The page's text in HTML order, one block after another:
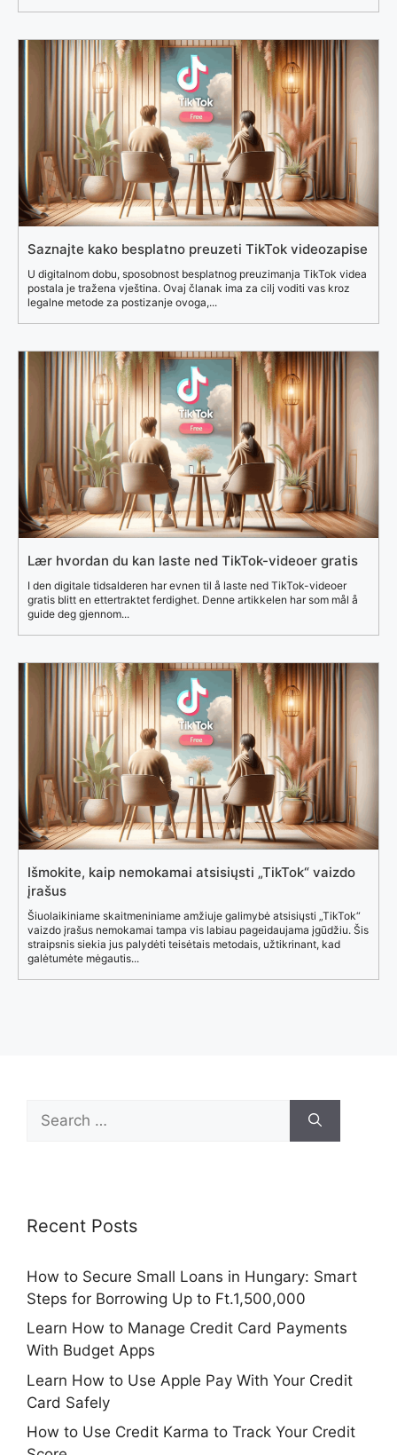
Saznajte kako besplatno preuzeti TikTok videozapise
U digitalnom dobu, sposobnost besplatnog preuzimanja TikTok videa
postala je tražena vještina. Ovaj članak ima za cilj voditi vas kroz
legalne metode za postizanje ovoga,...
Lær hvordan du kan laste ned TikTok-videoer gratis
I den digitale tidsalderen har evnen til å laste ned TikTok-videoer
gratis blitt en ettertraktet ferdighet. Denne artikkelen har som mål å
guide deg gjennom...
Išmokite, kaip nemokamai atsisiųsti „TikTok“ vaizdo
įrašus
Šiuolaikiniame skaitmeniniame amžiuje galimybė atsisiųsti „TikTok“
vaizdo įrašus nemokamai tampa vis labiau pageidaujama įgūdžiu. Šis
straipsnis siekia jus palydėti teisėtais metodais, užtikrinant, kad
galėtumėte mėgautis...
for:
Recent Posts
How to Secure Small Loans in Hungary: Smart
Steps for Borrowing Up to Ft.1,500,000
Learn How to Manage Credit Card Payments
With Budget Apps
Learn How to Use Apple Pay With Your Credit
Card Safely
How to Use Credit Karma to Track Your Credit